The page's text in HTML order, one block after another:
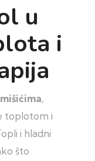
u
i
,
toplotom i
i hladni
što